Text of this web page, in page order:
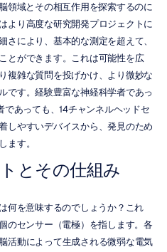
領域とその相互作用を探索するのに
より高度な研究開発プロジェクトに
さにより、基本的な測定を超えて、
とができます。これは可能性を広
複雑な質問を投げかけ、より微妙な
です。経験豊富な神経科学者であっ
あっても、14チャンネルヘッドセ
しやすいデバイスから、発見のため
ます。
とその仕組み
何を意味するのでしょうか？これ
のセンサー（電極）を指します。各
活動によって生成される微弱な電気